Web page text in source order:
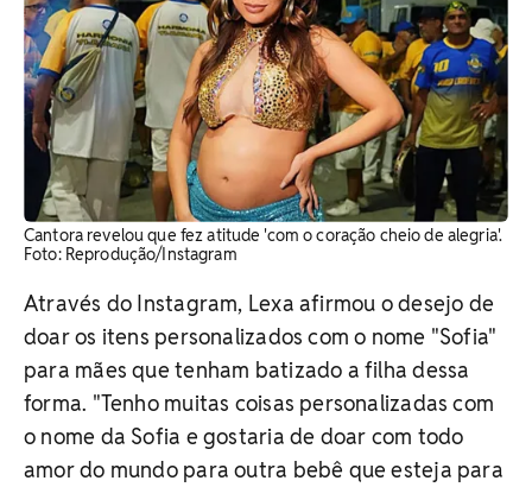
Cantora revelou que fez atitude 'com o coração cheio de alegria'. ​
Foto: Reprodução/Instagram
Através do Instagram, Lexa afirmou o desejo de
doar os itens personalizados com o nome "Sofia"
para mães que tenham batizado a filha dessa
forma. "Tenho muitas coisas personalizadas com
o nome da Sofia e gostaria de doar com todo
amor do mundo para outra bebê que esteja para